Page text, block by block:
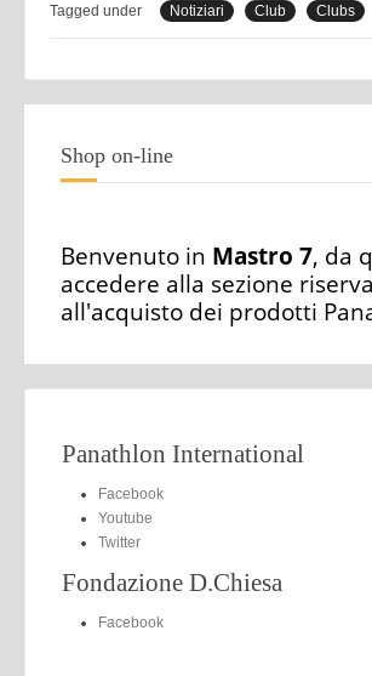
Tagged under Notiziari Club
Clubs
Shop on-line
Benvenuto in Mastro 7, da
accedere alla sezione
all'acquisto dei prodotti
Panathlon International
Facebook
Youtube
Twitter
Fondazione D.Chiesa
Facebook